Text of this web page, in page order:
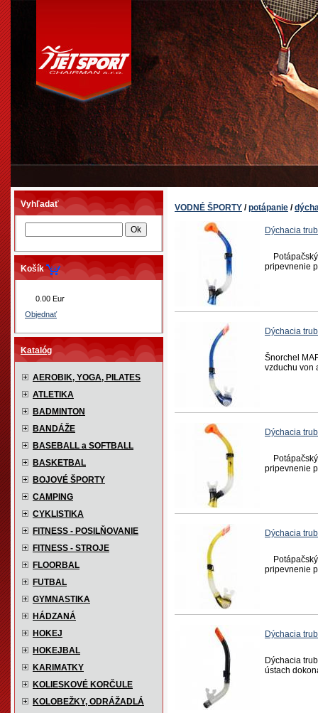
Vyhľadať
Košík
0.00 Eur
Objednať
Katalóg
AEROBIK, YOGA, PILATES
ATLETIKA
BADMINTON
BANDÁŽE
BASEBALL a SOFTBALL
BASKETBAL
BOJOVÉ ŠPORTY
CAMPING
CYKLISTIKA
FITNESS - POSILŇOVANIE
FITNESS - STROJE
FLOORBAL
FUTBAL
GYMNASTIKA
HÁDZANÁ
HOKEJ
HOKEJBAL
KARIMATKY
KOLIESKOVÉ KORČULE
KOLOBEŽKY, ODRÁŽADLÁ
VODNÉ ŠPORTY /potápanie /
Dýchacia
Potápačský
pripevnenie
Dýchacia
Šnorchel
vzduchu von
Dýchacia
Potápačský
pripevnenie
Dýchacia
Potápačský
pripevnenie
Dýchacia
Dýchacia
ústach